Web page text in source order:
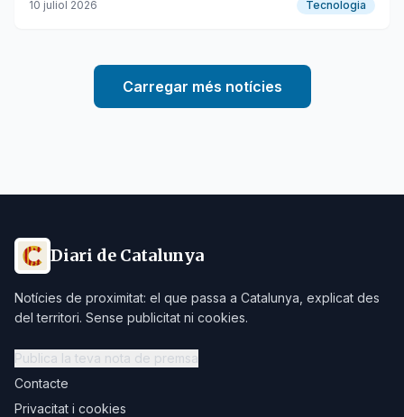
10 juliol 2026 Tecnologia
Carregar més notícies
Diari de Catalunya
Notícies de proximitat: el que passa a Catalunya, explicat des
del territori. Sense publicitat ni cookies.
Publica la teva nota de premsa
Contacte
Privacitat i cookies